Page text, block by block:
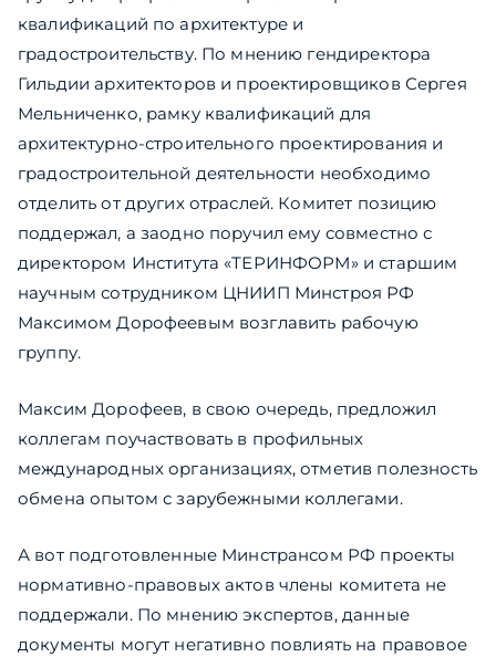
квалификаций по архитектуре и
градостроительству. По мнению гендиректора
Гильдии архитекторов и проектировщиков Сергея
Мельниченко, рамку квалификаций для
архитектурно-строительного проектирования и
градостроительной деятельности необходимо
отделить от других отраслей. Комитет позицию
поддержал, а заодно поручил ему совместно с
директором Института «ТЕРИНФОРМ» и старшим
научным сотрудником ЦНИИП Минстроя РФ
Максимом Дорофеевым возглавить рабочую
группу.
Максим Дорофеев, в свою очередь, предложил
коллегам поучаствовать в профильных
международных организациях, отметив полезность
обмена опытом с зарубежными коллегами.
А вот подготовленные Минстрансом РФ проекты
нормативно-правовых актов члены комитета не
поддержали. По мнению экспертов, данные
документы могут негативно повлиять на правовое